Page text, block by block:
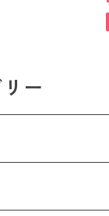
Pierre ホワ
ー